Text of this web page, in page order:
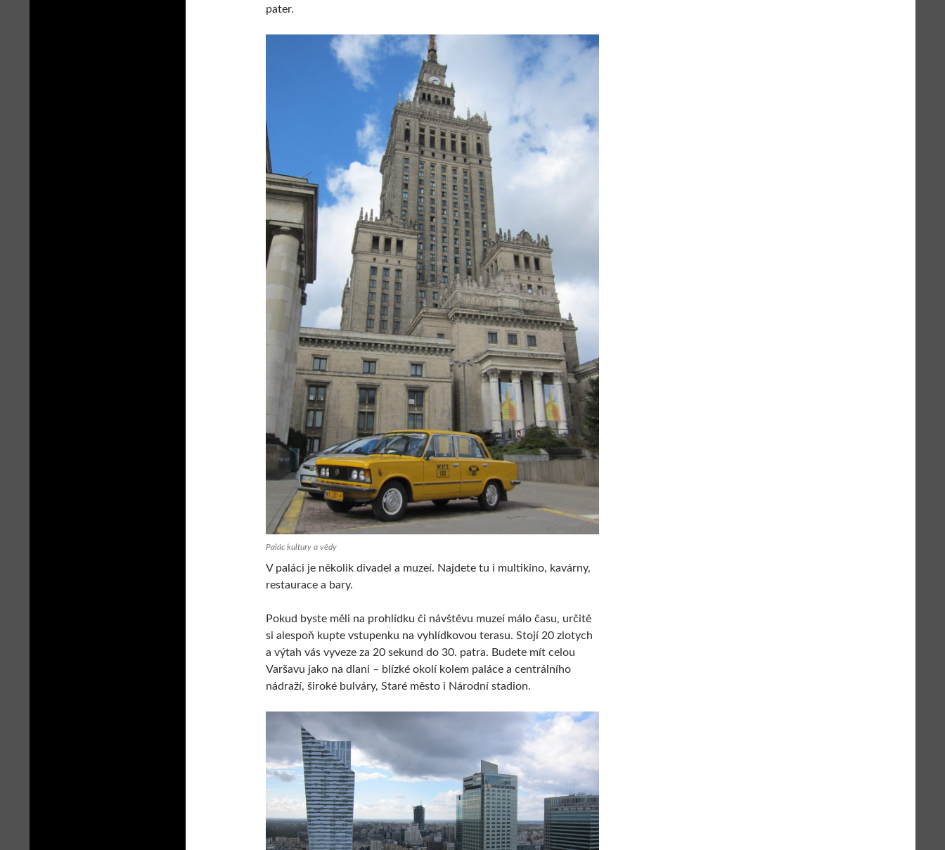
pater.
Palác kultury a vědy
V paláci je několik divadel a muzeí. Najdete tu i multikino, kavárny,
restaurace a bary.
Pokud byste měli na prohlídku či návštěvu muzeí málo času, určitě
si alespoň kupte vstupenku na vyhlídkovou terasu. Stojí 20 zlotych
a výtah vás vyveze za 20 sekund do 30. patra. Budete mít celou
Varšavu jako na dlani – blízké okolí kolem paláce a centrálního
nádraží, široké bulváry, Staré město i Národní stadion.